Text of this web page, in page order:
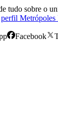
tudo sobre o
perfil Metrópoles
Facebook